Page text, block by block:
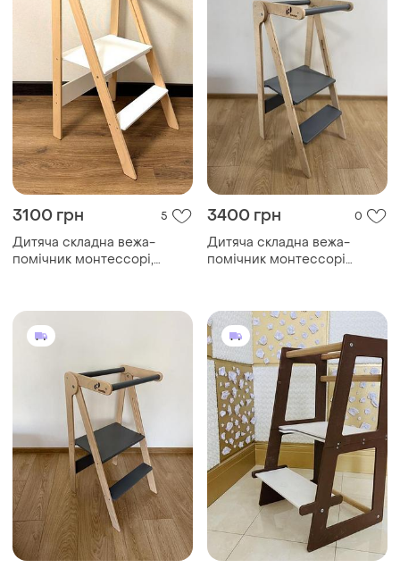
3100 грн 5
Дитяча складна вежа-
помічник монтессорі,
3400 грн 0
Дитяча складна вежа-
помічник монтессорі